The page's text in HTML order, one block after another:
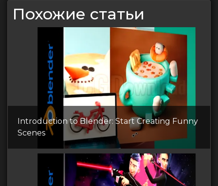
Похожие статьи
Introduction to Blender: Start Creating Funny
Scenes